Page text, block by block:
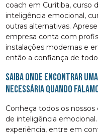
coach em Curitiba, curso
inteligência emocional,
outras alternativas.
empresa conta com
instalações modernas e
então a confiança de
Saiba onde encontrar
necessária quando
Conheça todos os
de inteligência
experiência, entre em